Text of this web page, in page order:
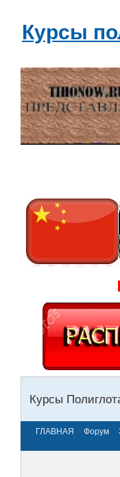
Курсы
Курсы
ГЛАВНАЯ Форум